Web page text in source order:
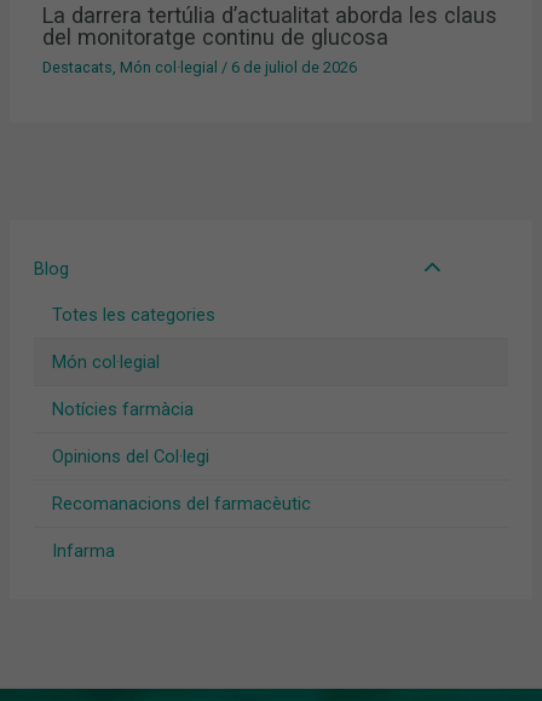
Blog
Totes les categories
Món col·legial
Notícies farmàcia
Opinions del Col·legi
Recomanacions del farmacèutic
Infarma
La darrera tertúlia d’actualitat aborda les claus
del monitoratge continu de glucosa
Destacats, Món col·legial / 6 de juliol de 2026